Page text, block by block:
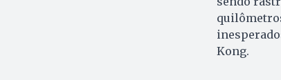
Kong.